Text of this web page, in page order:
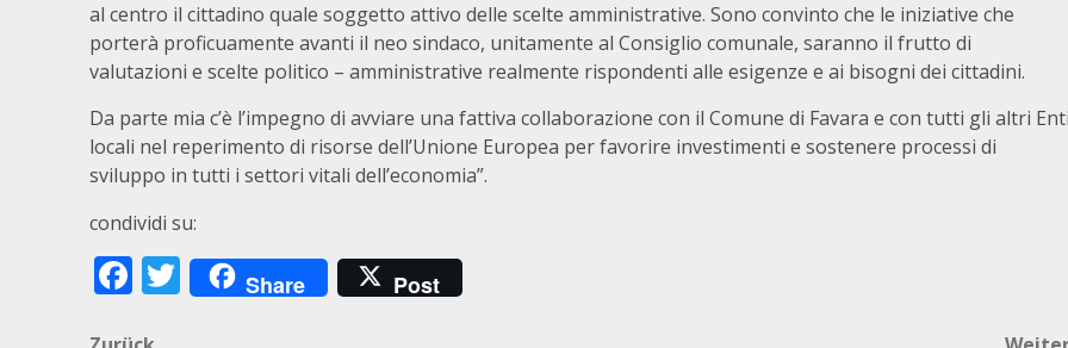
al centro il cittadino quale soggetto attivo delle scelte amministrative. Sono convinto che le iniziative che
porterà proficuamente avanti il neo sindaco, unitamente al Consiglio comunale, saranno il frutto di
valutazioni e scelte politico – amministrative realmente rispondenti alle esigenze e ai bisogni dei cittadini.
Da parte mia c’è l’impegno di avviare una fattiva collaborazione con il Comune di Favara e con tutti gli altri
locali nel reperimento di risorse dell’Unione Europea per favorire investimenti e sostenere processi di
sviluppo in tutti i settori vitali dell’economia”.
condividi su:
Facebook
Twitter
Share Post